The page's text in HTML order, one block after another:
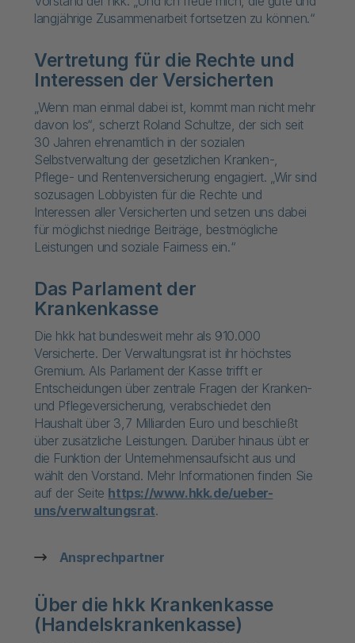
langjährige Zusammenarbeit fortsetzen zu können.“
Vertretung für die Rechte und
Interessen der Versicherten
„Wenn man einmal dabei ist, kommt man nicht mehr
davon los“, scherzt Roland Schultze, der sich seit
30 Jahren ehrenamtlich in der sozialen
Selbstverwaltung der gesetzlichen Kranken-,
Pflege- und Rentenversicherung engagiert. „Wir sind
sozusagen Lobbyisten für die Rechte und
Interessen aller Versicherten und setzen uns dabei
für möglichst niedrige Beiträge, bestmögliche
Leistungen und soziale Fairness ein.“
Das Parlament der
Krankenkasse
Die hkk hat bundesweit mehr als 910.000
Versicherte. Der Verwaltungsrat ist ihr höchstes
Gremium. Als Parlament der Kasse trifft er
Entscheidungen über zentrale Fragen der Kranken-
und Pflegeversicherung, verabschiedet den
Haushalt über 3,7 Milliarden Euro und beschließt
über zusätzliche Leistungen. Darüber hinaus übt er
die Funktion der Unternehmensaufsicht aus und
wählt den Vorstand. Mehr Informationen finden Sie
auf der Seite https://www.hkk.de/ueber-
uns/verwaltungsrat.
Ansprechpartner
Über die hkk Krankenkasse
(Handelskrankenkasse)